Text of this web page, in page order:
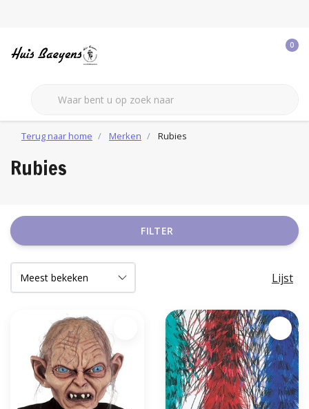
0
Terug naar home Merken Rubies
Rubies
FILTER
Lijst